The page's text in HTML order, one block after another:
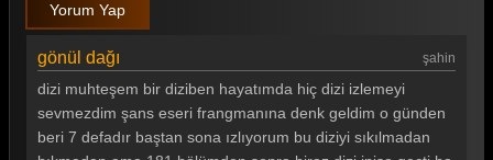
Gönül Dağı 142. Bölüm
Gönül Dağı 141. Bölüm
Gönül Dağı 140. Bölüm
Gönül Dağı 139. Bölüm
Yorum Yap
gönül dağı şahin
dizi muhteşem bir diziben hayatımda hiç dizi izlemeyi
sevmezdim şans eseri frangmanına denk geldim o günden
beri 7 defadır baştan sona ızlıyorum bu diziyi sıkılmadan